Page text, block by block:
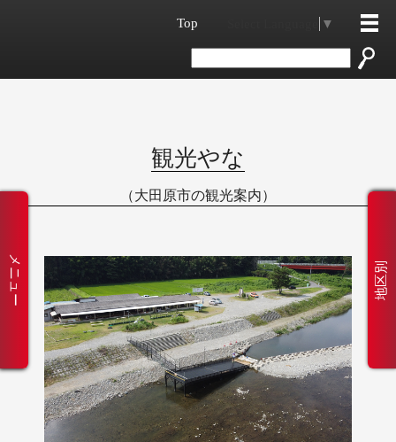
Top ▼
メニュー 地区別
観光やな
（大田原市の観光案内）